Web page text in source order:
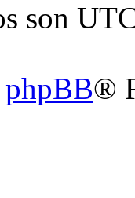
son
phpBB®